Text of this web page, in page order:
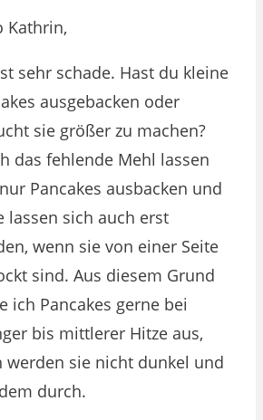
Kathrin,
sehr schade. Hast du kleine
ausgebacken oder
sie größer zu machen?
das fehlende Mehl lassen
Pancakes ausbacken und
lassen sich auch erst
wenn sie von einer Seite
sind. Aus diesem Grund
ich Pancakes gerne bei
bis mittlerer Hitze aus,
werden sie nicht dunkel und
durch.